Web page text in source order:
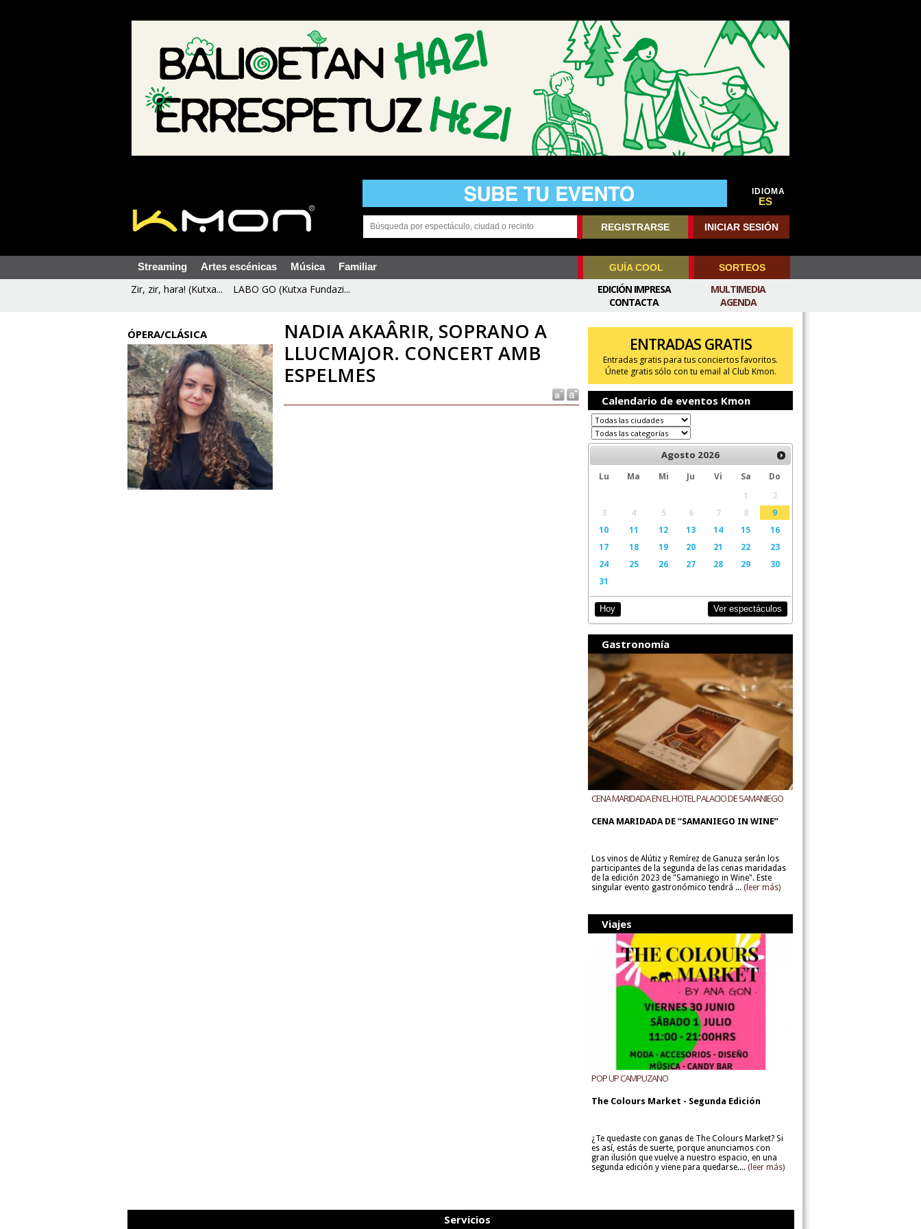
IDIOMA
ES
REGISTRARSE INICIAR SESIÓN
Streaming Artes escénicas Música Familiar GUÍA COOL SORTEOS
Zir, zir, hara! (Kutxa... LABO GO (Kutxa Fundazi...
MULTIMEDIA
AGENDA
EDICIÓN IMPRESA
CONTACTA
ÓPERA/CLÁSICA
NADIA AKAÂRIR, SOPRANO A
LLUCMAJOR. CONCERT AMB
ESPELMES
ENTRADAS GRATIS
Entradas gratis para tus conciertos favoritos.
Únete gratis sólo con tu email al Club Kmon.
Calendario de eventos Kmon
Agosto 2026
Lu Ma Mi Ju Vi Sa
Do
1
2
3
4 5 6 7 8
9
10
11 12 13 14 15
16
17
18 19 20 21 22
23
24
25 26 27 28 29
30
31
Hoy Ver espectáculos
Gastronomía
CENA MARIDADA EN EL HOTEL PALACIO DE SAMANIEGO
CENA MARIDADA DE “SAMANIEGO IN WINE”
Los vinos de Alútiz y Remírez de Ganuza serán los
participantes de la segunda de las cenas maridadas
de la edición 2023 de "Samaniego in Wine". Este
singular evento gastronómico tendrá ... (leer más)
Viajes
POP UP CAMPUZANO
The Colours Market - Segunda Edición
¿Te quedaste con ganas de The Colours Market? Si
es así, estás de suerte, porque anunciamos con
gran ilusión que vuelve a nuestro espacio, en una
segunda edición y viene para quedarse.... (leer más)
Servicios